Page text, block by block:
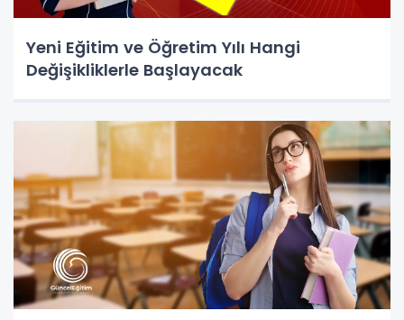
Yeni Eğitim ve Öğretim Yılı Hangi
Değişikliklerle Başlayacak